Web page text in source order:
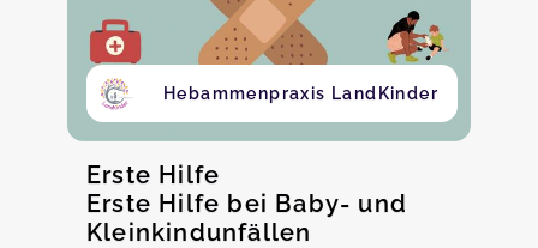
Hebammenpraxis LandKinder
Erste Hilfe
Erste Hilfe bei Baby- und
Kleinkindunfällen